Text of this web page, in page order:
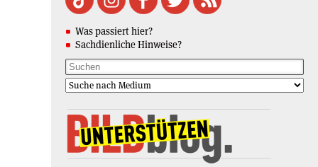
Was passiert hier?
Sachdienliche Hinweise?